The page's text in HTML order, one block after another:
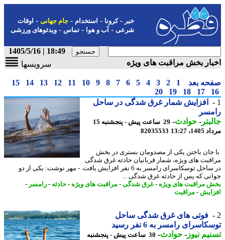
-کرونا-استخدام- جام جهانی-اوقات
شرعی-آب و هوا-تماس-ویدئوهای ورزشی
18:49 | 1405/5/16
بخش مراقبت های ویژه
سرویسها
بعد 1
2
3
4
5
6
7
8
9
10
11
12
13
14
15
17
18
19
20
افزایش شمار غرق شدگی در ساحل
-حوادث -
29 ساعت پیش - پنجشنبه 15
13:27
82035533
باختن یکی از مصدومان بستری در بخش
های ویژه، شمار قربانیان حادثه غرق شدگی
در ساحل توسکاسرای رامسر به 6 نفر افزایش یافت. - مهر نوشت: یکی از دو
که پس از حادثه غرق شدگی ...
مراقبت های ویژه -غرق شدگی-مراقبت های ویژه -حادثه-رامسر-
-مراقبت
فوتی های غرق شدگی ساحل
رامسر به 6 نفر رسید
نیوز-حوادث -
30 ساعت پیش - پنجشنبه